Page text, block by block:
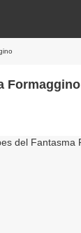
Formaggino